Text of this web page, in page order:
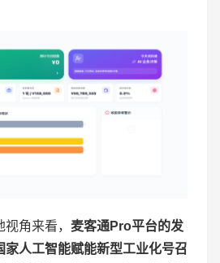
角来看， 麦客通Pro平台的发
家人工智能赋能新型工业化号召